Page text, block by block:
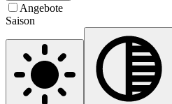
Angebote
Saison